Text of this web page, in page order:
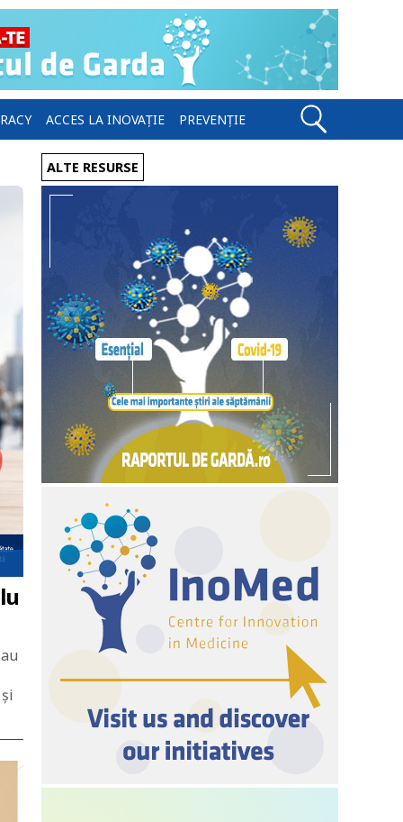
ACCES LA INOVAȚIE PREVENȚIE
ALTE RESURSE